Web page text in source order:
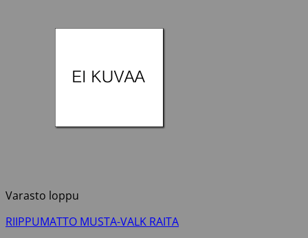
Varasto loppu
RIIPPUMATTO MUSTA-VALK RAITA